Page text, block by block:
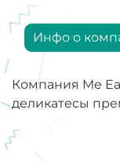
Инфо о
Компания Me
деликатесы